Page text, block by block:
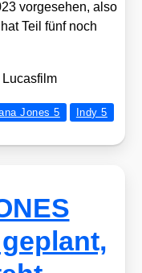
vor­ge­se­hen, also
Teil fünf noch
Jones 5
Indy 5